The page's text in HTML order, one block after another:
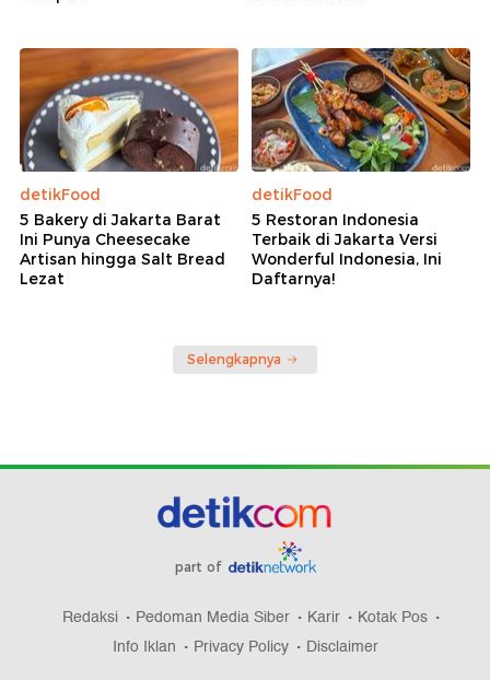
detikFood
5 Bakery di Jakarta Barat
Ini Punya Cheesecake
Artisan hingga Salt Bread
Lezat
detikFood
5 Restoran Indonesia
Terbaik di Jakarta Versi
Wonderful Indonesia, Ini
Daftarnya!
Selengkapnya
part of
Redaksi Pedoman Media Siber Karir
Kotak Pos
Info Iklan
Privacy Policy Disclaimer